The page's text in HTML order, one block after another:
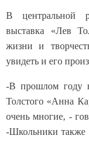
В центральной
выставка «Лев
жизни и
увидеть и его
-В прошлом году
Толстого «Анна
очень многие, -
-Школьники также